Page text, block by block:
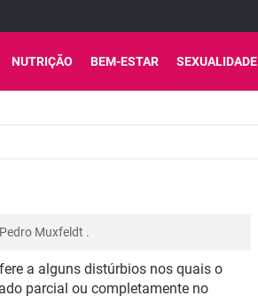
NUTRIÇÃO BEM-ESTAR SEXUALIDADE
Pedro Muxfeldt .
a alguns distúrbios nos quais o
parcial ou completamente no